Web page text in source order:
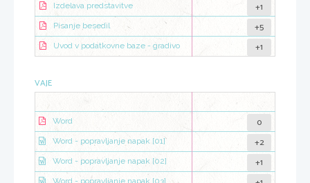
Izdelava predstavitve +1
Pisanje besedil +5
Uvod v podatkovne baze - gradivo +1
VAJE
Word 0
Word - popravljanje napak [01] +2
Word - popravljanje napak [02] +1